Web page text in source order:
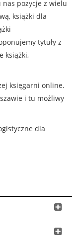
pozycje z wielu
książki dla
tytuły z
książki,
księgarni online.
i tu możliwy
dla